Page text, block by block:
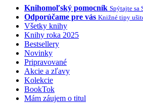
Knihomoľský pomocník Spýtajte sa
Odporúčame pre vás Knižné tipy
Všetky knihy
Knihy roka 2025
Bestsellery
Novinky
Pripravované
Akcie a zľavy
Kolekcie
BookTok
Mám záujem o titul